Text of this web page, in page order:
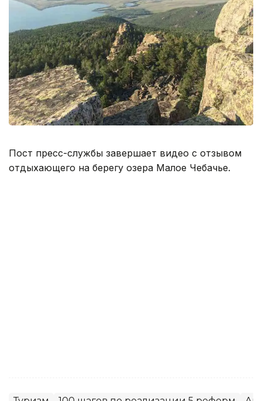
Пост пресс-службы завершает видео с отзывом
отдыхающего на берегу озера Малое Чебачье.